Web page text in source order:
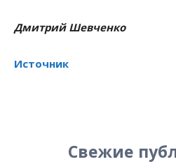
Дмитрий Шевченко
Источник
Свежие